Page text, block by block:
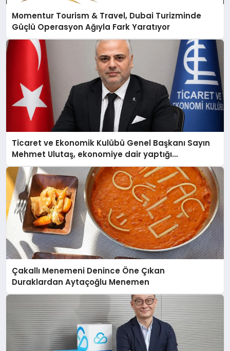
Momentur Tourism & Travel, Dubai Turizminde
Güçlü Operasyon Ağıyla Fark Yaratıyor
Ticaret ve Ekonomik Kulübü Genel Başkanı Sayın
Mehmet Ulutaş, ekonomiye dair yaptığı
açıklamada şunları kaydetti:
Çakallı Menemeni Denince Öne Çıkan
Duraklardan Aytaçoğlu Menemen